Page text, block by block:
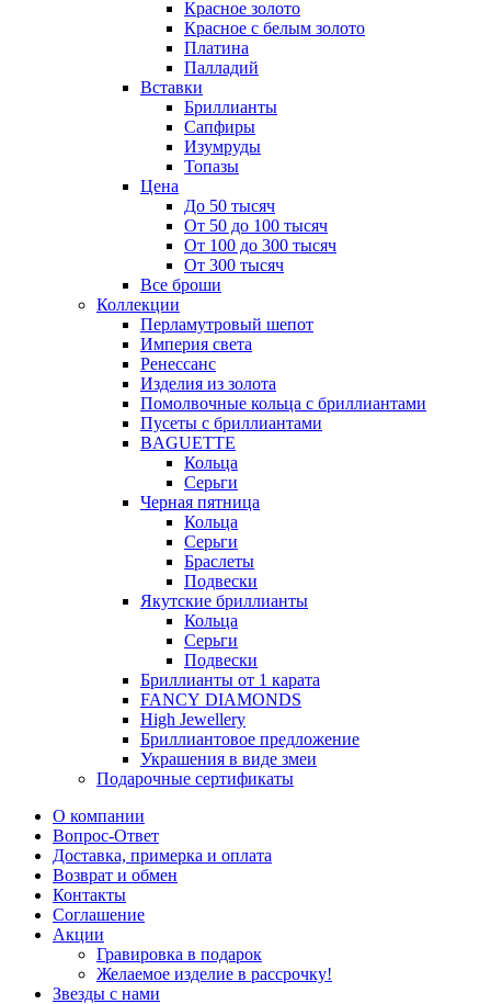
Красное золото
Красное с белым золото
Платина
Палладий
Вставки
Бриллианты
Сапфиры
Изумруды
Топазы
Цена
До 50 тысяч
От 50 до 100 тысяч
От 100 до 300 тысяч
От 300 тысяч
Все броши
Коллекции
Перламутровый шепот
Империя света
Ренессанс
Изделия из золота
Помолвочные кольца с бриллиантами
Пусеты с бриллиантами
BAGUETTE
Кольца
Серьги
Черная пятница
Кольца
Серьги
Браслеты
Подвески
Якутские бриллианты
Кольца
Серьги
Подвески
Бриллианты от 1 карата
FANCY DIAMONDS
High Jewellery
Бриллиантовое предложение
Украшения в виде змеи
Подарочные сертификаты
О компании
Вопрос-Ответ
Доставка, примерка и оплата
Возврат и обмен
Контакты
Соглашение
Акции
Гравировка в подарок
Желаемое изделие в рассрочку!
Звезды с нами